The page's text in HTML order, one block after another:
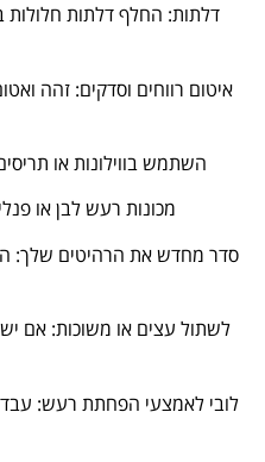
דלתות: החלף דלתות חלולות
איטום רווחים וסדקים: זהה
השתמש בווילונות או
מכונות רעש לבן או
סדר מחדש את הרהיטים שלך:
לשתול עצים או משוכות: אם יש
לובי לאמצעי הפחתת רעש: